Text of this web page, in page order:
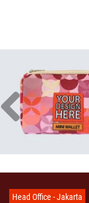
Head Office - Jakarta